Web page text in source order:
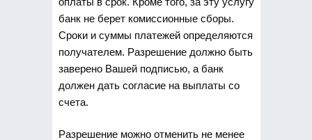
банк не берет комиссионные сборы.
Сроки и суммы платежей определяются
получателем. Разрешение должно быть
заверено Вашей подписью, а банк
должен дать согласие на выплаты со
счета.
Разрешение можно отменить не менее